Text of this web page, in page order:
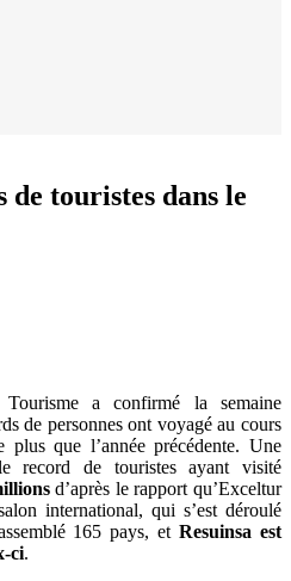
de touristes dans le
Tourisme a confirmé la semaine
de personnes ont voyagé au cours
que l’année précédente. Une
record de touristes ayant visité
d’après le rapport qu’Exceltur
international, qui s’est déroulé
165 pays, etResuinsa est
ci.